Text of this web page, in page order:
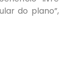
do plano”,